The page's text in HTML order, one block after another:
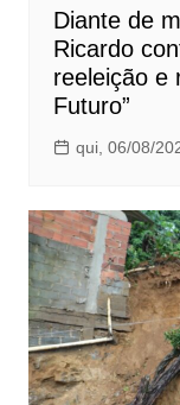
Diante de
Ricardo
reeleição e
Futuro”
qui, 06/08/